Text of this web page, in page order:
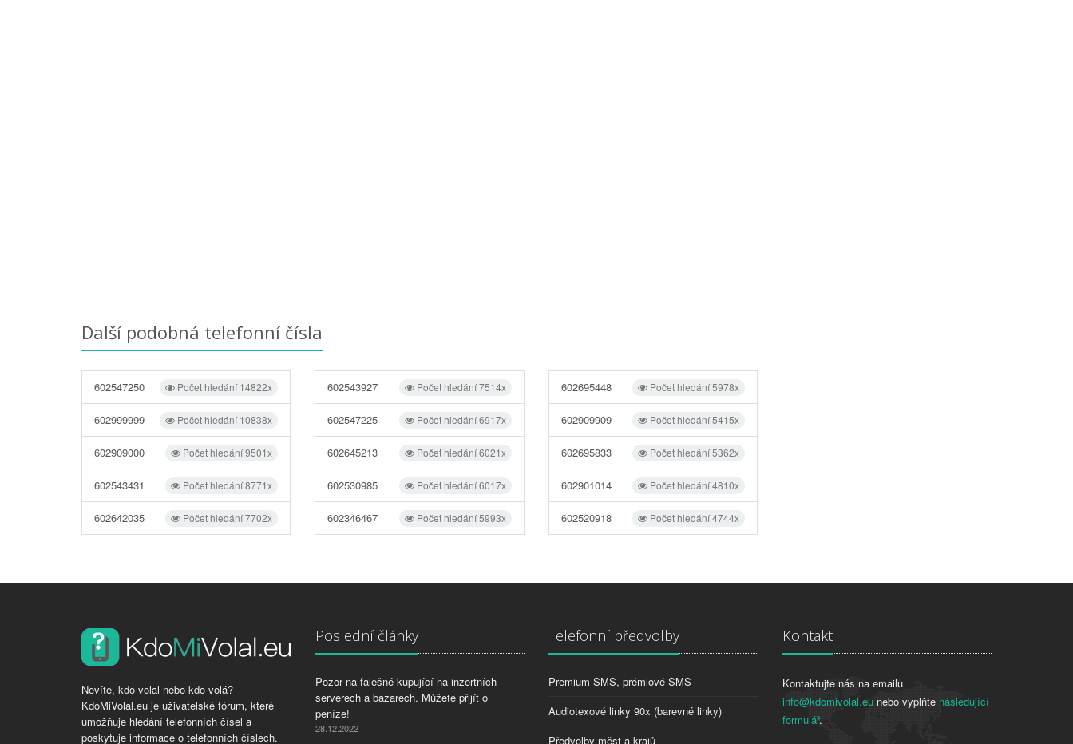
Další podobná telefonní čísla
Počet hledání 14822x
602547250
Počet hledání 10838x
602999999
Počet hledání 9501x
602909000
Počet hledání 8771x
602543431
Počet hledání 7702x
602642035
Počet hledání 7514x
602543927
Počet hledání 6917x
602547225
Počet hledání 6021x
602645213
Počet hledání 6017x
602530985
Počet hledání 5993x
602346467
Počet hledání 5978x
602695448
Počet hledání 5415x
602909909
Počet hledání 5362x
602695833
Počet hledání 4810x
602901014
Počet hledání 4744x
602520918
Nevíte, kdo volal nebo kdo volá?
KdoMiVolal.eu je uživatelské fórum, které
umožňuje hledání telefonních čísel a
poskytuje informace o telefonních číslech.
Poslední články
Pozor na falešné kupující na inzertních
serverech a bazarech. Můžete přijít o
peníze!
28.12.2022
Telefonní předvolby
Premium SMS, prémiové SMS
Audiotexové linky 90x (barevné linky)
Předvolby měst a krajů
Kontakt
Kontaktujte nás na emailu
info@kdomivolal.eunebo vyplňte následující
formulář.